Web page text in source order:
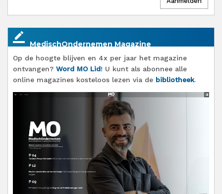
border_color
MedischOndernemen Magazine
Op de hoogte blijven en 4x per jaar het magazine
ontvangen? Word MO Lid! U kunt als abonnee alle
online magazines kosteloos lezen via de bibliotheek.